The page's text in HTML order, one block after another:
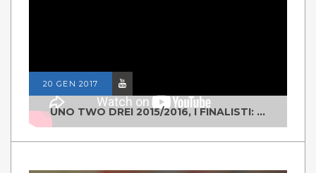
20 GEN 2017
UNO TWO DREI 2015/2016, I FINALISTI: CLASSE IV ALS ISTITUTO "DEGASPERI" BORGO VALSUGANA